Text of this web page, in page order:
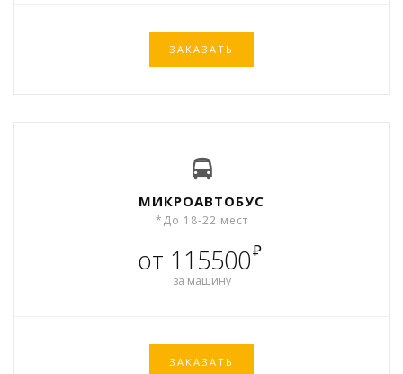
ЗАКАЗАТЬ
МИКРОАВТОБУС
*До 18-22 мест
от 115500₽
за машину
ЗАКАЗАТЬ